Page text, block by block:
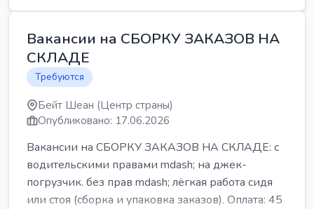
Вакансии на СБОРКУ ЗАКАЗОВ НА
СКЛАДЕ
Требуются
Бейт Шеан (Центр страны)
Опубликовано: 17.06.2026
Вакансии на СБОРКУ ЗАКАЗОВ НА СКЛАДЕ: с
водительскими правами mdash; на джек-
погрузчик. без прав mdash; лёгкая работа сидя
или стоя (сборка и упаковка заказов). Оплата: 45